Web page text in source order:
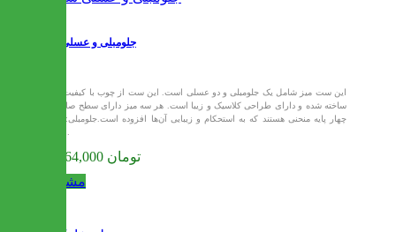
جلومبلی و عسلی شانا
این ست میز شامل یک جلومبلی و دو عسلی است. این ست از چوب با کیفیت بالا
ساخته شده و دارای طراحی کلاسیک و زیبا است. هر سه میز دارای سطح صاف و
چهار پایه منحنی هستند که به استحکام و زیبایی آن‌ها افزوده است.جلومبلی: این
میز...
52,164,000 تومان
مشاهده